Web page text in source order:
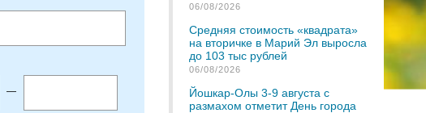
—
06/08/2026
Средняя стоимость «квадрата»
на вторичке в Марий Эл выросла
до 103 тыс рублей
06/08/2026
Йошкар-Олы 3-9 августа с
размахом отметит День города